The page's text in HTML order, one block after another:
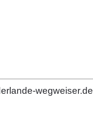
wegweiser.de